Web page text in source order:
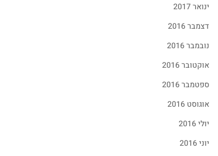
ינואר 2017
דצמבר 2016
נובמבר 2016
אוקטובר 2016
ספטמבר 2016
אוגוסט 2016
יולי 2016
יוני 2016